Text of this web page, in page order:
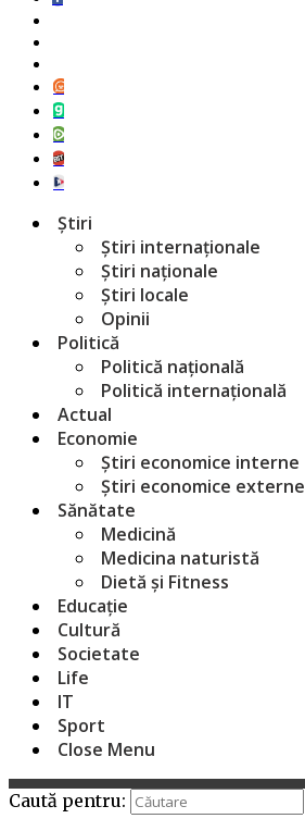
Știri
Știri internaționale
Știri naționale
Știri locale
Opinii
Politică
Politică națională
Politică internațională
Actual
Economie
Știri economice interne
Știri economice externe
Sănătate
Medicină
Medicina naturistă
Dietă și Fitness
Educație
Cultură
Societate
Life
IT
Sport
Close Menu
Caută pentru: